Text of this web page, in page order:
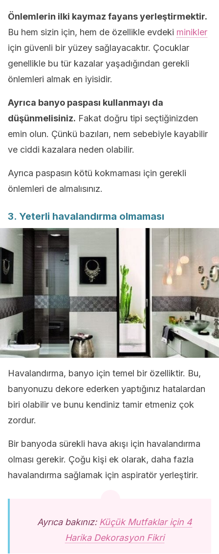
Önlemlerin ilki kaymaz fayans yerleştirmektir.
Bu hem sizin için, hem de özellikle evdeki minikler
için güvenli bir yüzey sağlayacaktır. Çocuklar
genellikle bu tür kazalar yaşadığından gerekli
önlemleri almak en iyisidir.
Ayrıca banyo paspası kullanmayı da
düşünmelisiniz. Fakat doğru tipi seçtiğinizden
emin olun. Çünkü bazıları, nem sebebiyle kayabilir
ve ciddi kazalara neden olabilir.
Ayrıca paspasın kötü kokmaması için gerekli
önlemleri de almalısınız.
3. Yeterli havalandırma olmaması
Havalandırma, banyo için temel bir özelliktir. Bu,
banyonuzu dekore ederken yaptığınız hatalardan
biri olabilir ve bunu kendiniz tamir etmeniz çok
zordur.
Bir banyoda sürekli hava akışı için havalandırma
olması gerekir. Çoğu kişi ek olarak, daha fazla
havalandırma sağlamak için aspiratör yerleştirir.
Ayrıca bakınız: Küçük Mutfaklar için 4
Harika Dekorasyon Fikri